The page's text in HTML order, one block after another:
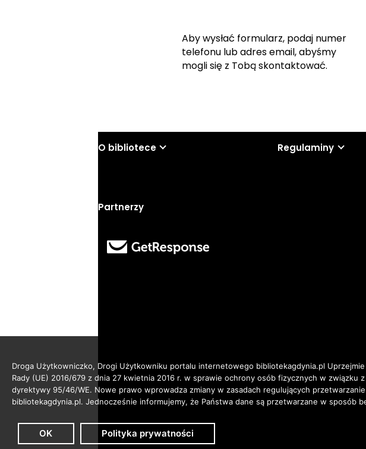
Aby wysłać formularz, podaj numer
telefonu lub adres email, abyśmy
mogli się z Tobą skontaktować.
O bibliotece Regulaminy
Partnerzy
Droga Użytkowniczko, Drogi Użytkowniku portalu internetowego bibliotekagdynia.pl
Rady (UE) 2016/679 z dnia 27 kwietnia 2016 r. w sprawie ochrony osób fizycznych w
dyrektywy 95/46/WE. Nowe prawo wprowadza zmiany w zasadach regulujących
bibliotekagdynia.pl. Jednocześnie informujemy, że Państwa dane są przetwarzane w sposób
OK Polityka prywatności